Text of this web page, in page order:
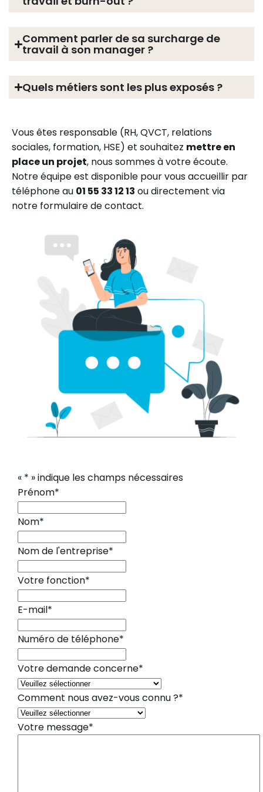
Comment parler de sa surcharge de
travail à son manager ?
Quels métiers sont les plus exposés ?
Vous êtes responsable (RH, QVCT, relations
sociales, formation, HSE) et souhaitez mettre en
place un projet, nous sommes à votre écoute.
Notre équipe est disponible pour vous accueillir par
téléphone au 01 55 33 12 13 ou directement via
notre formulaire de contact.
« * » indique les champs nécessaires
Prénom*
Nom*
Nom de l'entreprise*
Votre fonction*
E-mail*
Numéro de téléphone*
Votre demande concerne*
Comment nous avez-vous connu ?*
Votre message*